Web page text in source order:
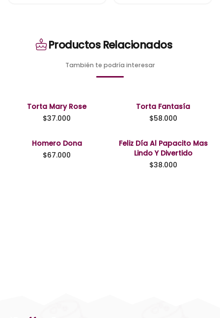
Productos Relacionados
También te podría interesar
Torta Mary Rose
$37.000
Torta Fantasía
$58.000
Homero Dona
$67.000
Feliz Día Al Papacito Mas
Lindo Y Divertido
$38.000